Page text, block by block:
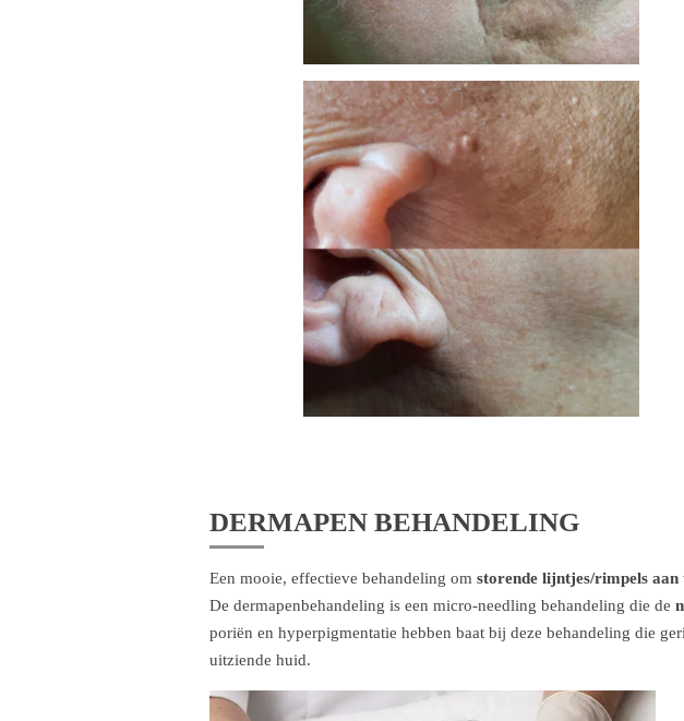
DERMAPEN BEHANDELING
Een mooie, effectieve behandeling om storende lijntjes/rimpels aan
De dermapenbehandeling is een micro-needling behandeling die de
poriën en hyperpigmentatie hebben baat bij deze behandeling die
uitziende huid.